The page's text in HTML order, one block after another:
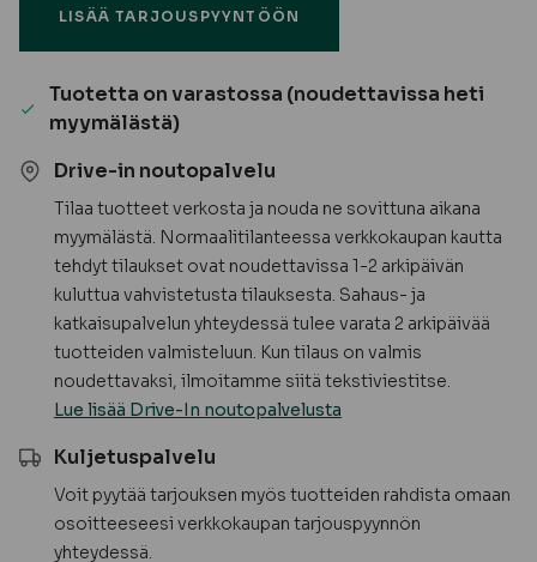
määrä
LISÄÄ TARJOUSPYYNTÖÖN
Tuotetta on varastossa (noudettavissa heti
myymälästä)
Drive-in noutopalvelu
Tilaa tuotteet verkosta ja nouda ne sovittuna aikana
myymälästä. Normaalitilanteessa verkkokaupan kautta
tehdyt tilaukset ovat noudettavissa 1-2 arkipäivän
kuluttua vahvistetusta tilauksesta. Sahaus- ja
katkaisupalvelun yhteydessä tulee varata 2 arkipäivää
tuotteiden valmisteluun. Kun tilaus on valmis
noudettavaksi, ilmoitamme siitä tekstiviestitse.
Lue lisää Drive-In noutopalvelusta
Kuljetuspalvelu
Voit pyytää tarjouksen myös tuotteiden rahdista omaan
osoitteeseesi verkkokaupan tarjouspyynnön
yhteydessä.